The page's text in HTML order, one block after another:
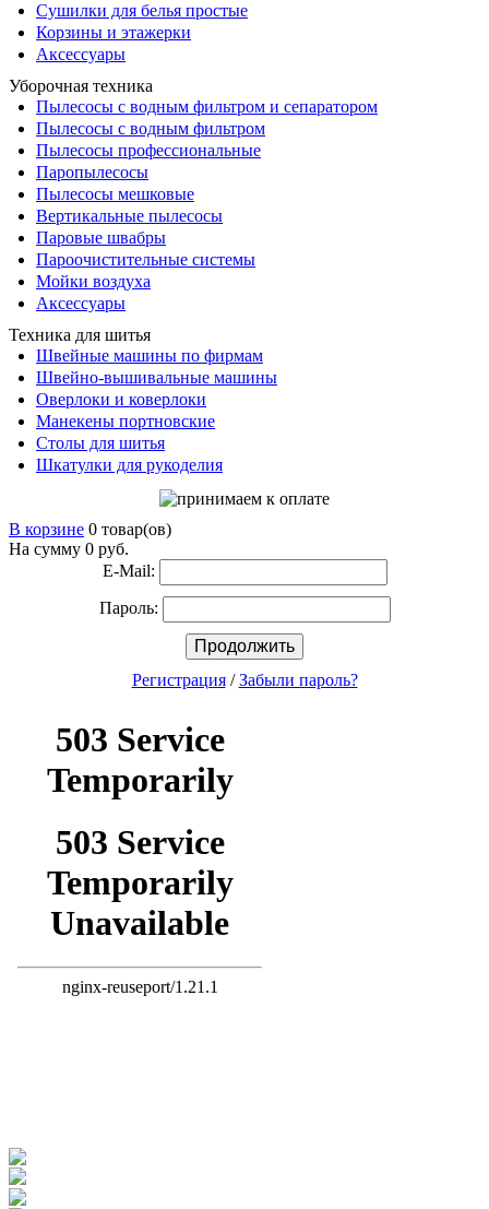
Сушилки для белья простые
Корзины и этажерки
Аксессуары
Уборочная техника
Пылесосы с водным фильтром и сепаратором
Пылесосы с водным фильтром
Пылесосы профессиональные
Паропылесосы
Пылесосы мешковые
Вертикальные пылесосы
Паровые швабры
Пароочистительные системы
Мойки воздуха
Аксессуары
Техника для шитья
Швейные машины по фирмам
Швейно-вышивальные машины
Оверлоки и коверлоки
Манекены портновские
Столы для шитья
Шкатулки для рукоделия
В корзине 0 товар(ов)
На сумму 0 руб.
E-Mail:
Пароль:
Продолжить
Регистрация/Забыли пароль?